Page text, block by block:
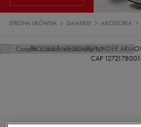
STRONA GŁÓWNA DAMSKIE AKCESORIA
PRODUKT NIEDOSTĘPNY